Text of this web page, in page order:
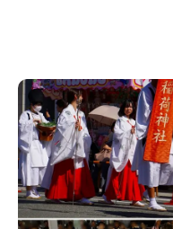
校北海道大樹高等学校北
校北海道標津高等学校
学校北海道雄武高等学
立三戸高等学校青森県立
高等学校岩手県立西和賀
県立岩泉高等学校岩手県
校秋田県立男鹿海洋高等
角館高等学校秋田県立鹿
形県立長井工業高等学校